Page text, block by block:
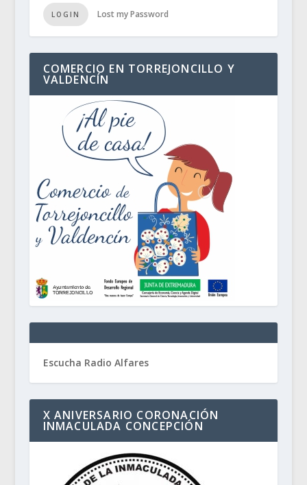
LOGIN Lost my Password
COMERCIO EN TORREJONCILLO Y
VALDENCÍN
Escucha Radio Alfares
X ANIVERSARIO CORONACIÓN
INMACULADA CONCEPCIÓN